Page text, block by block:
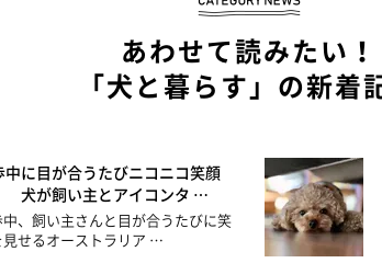
あわせて読みたい！
「犬と暮らす」の新着
中に目が合うたびニコニコ笑顔
犬が飼い主とアイコンタ …
、飼い主さんと目が合うたびに笑
見せるオーストラリア …